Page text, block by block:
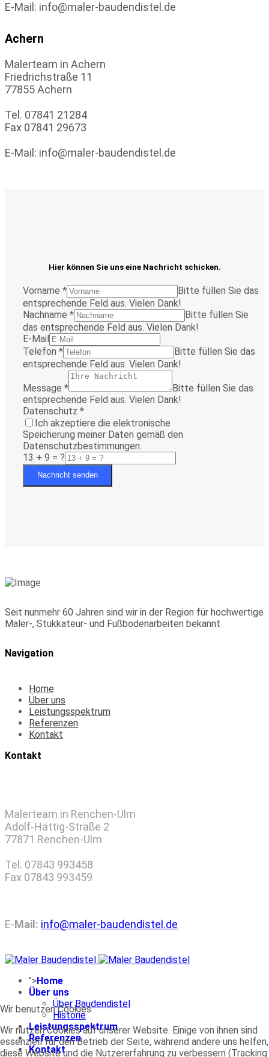
E-Mail: info@maler-baudendistel.de
Achern
Malerteam in Achern
Friedrichstraße 11
77855 Achern
Tel. 07841 21284
Fax 07841 29673
E-Mail: info@maler-baudendistel.de
Hier können Sie uns eine Nachricht schicken.
Vorname *
Bitte füllen Sie das
entsprechende Feld aus. Vielen Dank!
Nachname *
Bitte füllen Sie
das entsprechende Feld aus. Vielen Dank!
E-Mail
Telefon *
Bitte füllen Sie das
entsprechende Feld aus. Vielen Dank!
Message *
Bitte füllen Sie das
entsprechende Feld aus. Vielen Dank!
Datenschutz *
Ich akzeptiere die elektronische
Speicherung meiner Daten gemäß den
Datenschutzbestimmungen.
13 + 9 = ?
Nachricht senden
Seit nunmehr 60 Jahren sind wir in der Region für hochwertige
Maler-, Stukkateur- und Fußbodenarbeiten bekannt
Navigation
Home
Über uns
Leistungsspektrum
Referenzen
Kontakt
Kontakt
Malerteam in Renchen-Ulm
Adolf-Hättig-Straße 2
77871 Renchen-Ulm
Tel. 07843 993458
Fax 07843 993459
E-Mail: info@maler-baudendistel.de
">Home
Über uns
Über Baudendistel
Historie
Leistungsspektrum
Referenzen
Kontakt
Wir benutzen Cookies
Wir nutzen Cookies auf unserer Website. Einige von ihnen sind
essenziell für den Betrieb der Seite, während andere uns helfen,
diese Website und die Nutzererfahrung zu verbessern (Tracking